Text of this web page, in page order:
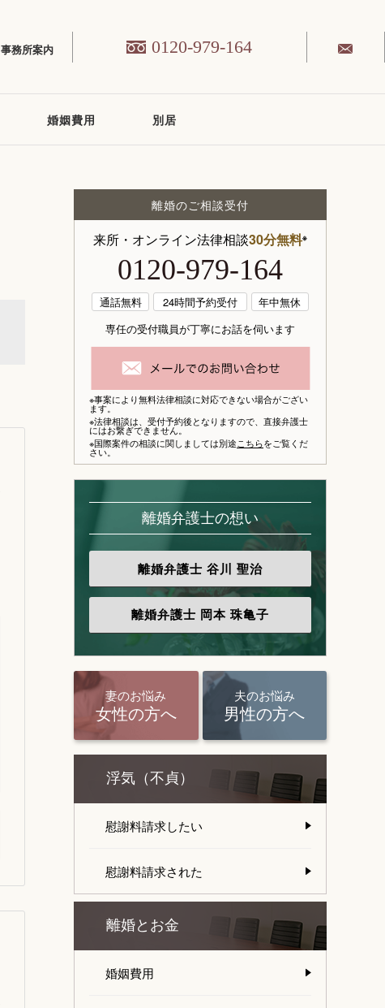
事務所案内 0120-979-164
婚姻費用 別居
離婚のご相談受付
来所・オンライン法律相談30分無料※
0120-979-164
通話無料 24時間予約受付
年中無休
専任の受付職員が丁寧にお話を伺います
※事案により無料法律相談に対応できない場合がござい
ます。
※法律相談は、 受付予約後となりますので、 直接弁護士
にはお繋ぎできません。
※国際案件の相談に関しましては別途こちらをご覧くだ
さい。
離婚弁護士の想い
離婚弁護士 谷川 聖治
離婚弁護士 岡本 珠亀子
妻のお悩み
女性の方へ
夫のお悩み
男性の方へ
浮気（不貞）
慰謝料請求したい
慰謝料請求された
離婚とお金
婚姻費用